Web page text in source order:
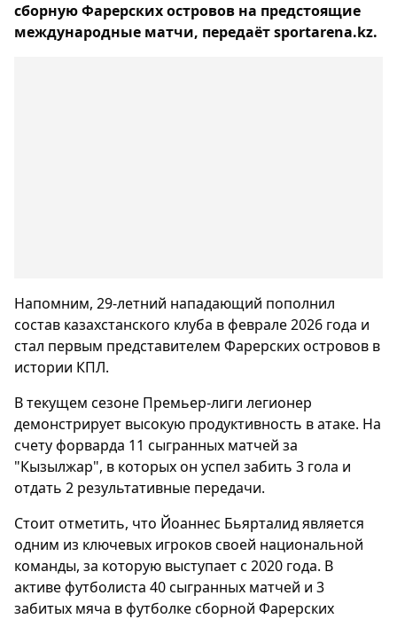
сборную Фарерских островов на предстоящие
международные матчи, передаёт sportarena.kz.
Напомним, 29-летний нападающий пополнил
состав казахстанского клуба в феврале 2026 года и
стал первым представителем Фарерских островов в
истории КПЛ.
В текущем сезоне Премьер-лиги легионер
демонстрирует высокую продуктивность в атаке. На
счету форварда 11 сыгранных матчей за
"Кызылжар", в которых он успел забить 3 гола и
отдать 2 результативные передачи.
Стоит отметить, что Йоаннес Бьярталид является
одним из ключевых игроков своей национальной
команды, за которую выступает с 2020 года. В
активе футболиста 40 сыгранных матчей и 3
забитых мяча в футболке сборной Фарерских